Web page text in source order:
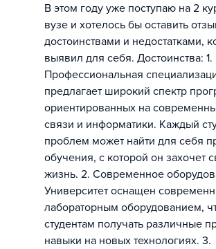
В этом году уже поступаю на 2
вузе и хотелось бы оставить
достоинствами и недостатками,
выявил для себя. Достоинства: 1.
Профессиональная
предлагает широкий спектр
ориентированных на
связи и информатики. Каждый
проблем может найти для себя
обучения, с которой он захочет
жизнь. 2. Современное
Университет оснащен
лабораторным оборудованием,
студентам получать различные
навыки на новых технологиях. 3.